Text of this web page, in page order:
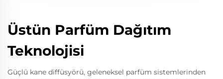
Üstün Parfüm Dağıtım
Teknolojisi
Güçlü kane diffüsyörü, geleneksel parfüm sistemlerinden